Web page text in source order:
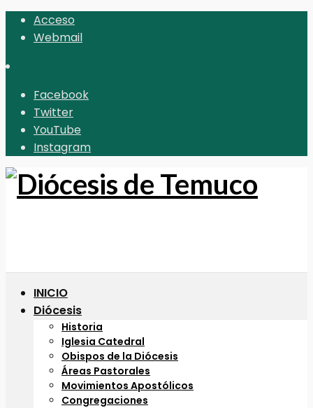
Acceso
Webmail
Facebook
Twitter
YouTube
Instagram
INICIO
Diócesis
Historia
Iglesia Catedral
Obispos de la Diócesis
Áreas Pastorales
Movimientos Apostólicos
Congregaciones